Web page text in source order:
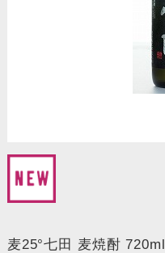
麦25°七田 麦焼酎 720ml